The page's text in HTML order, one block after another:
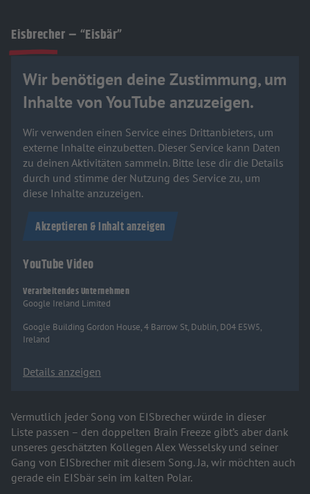
Eisbrecher – “Eisbär”
Wir benötigen deine Zustimmung, um
Inhalte von YouTube anzuzeigen.
Wir verwenden einen Service eines Drittanbieters, um
externe Inhalte einzubetten. Dieser Service kann Daten
zu deinen Aktivitäten sammeln. Bitte lese dir die Details
durch und stimme der Nutzung des Service zu, um
diese Inhalte anzuzeigen.
Akzeptieren & Inhalt anzeigen
YouTube Video
Verarbeitendes Unternehmen
Google Ireland Limited
Google Building Gordon House, 4 Barrow St, Dublin, D04 E5W5,
Ireland
Details anzeigen
Vermutlich jeder Song von EISbrecher würde in dieser
Liste passen – den doppelten Brain Freeze gibt’s aber dank
unseres geschätzten Kollegen Alex Wesselsky und seiner
Gang von EISbrecher mit diesem Song. Ja, wir möchten auch
gerade ein EISbär sein im kalten Polar.